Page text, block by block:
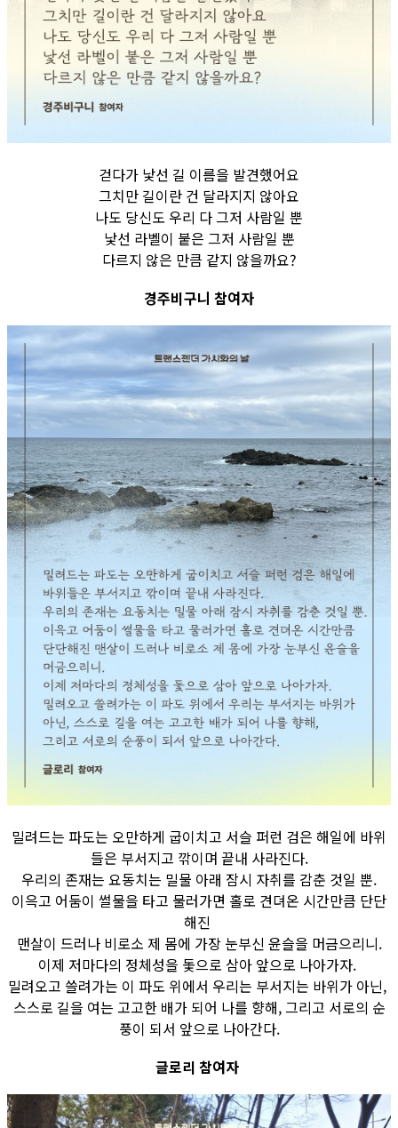
걷다가 낯선 길 이름을 발견했어요
그치만 길이란 건 달라지지 않아요
나도 당신도 우리 다 그저 사람일 뿐
낯선 라벨이 붙은 그저 사람일 뿐
다르지 않은 만큼 같지 않을까요?
경주비구니 참여자
밀려드는 파도는 오만하게 굽이치고 서슬 퍼런 검은 해일에 바위
들은 부서지고 깎이며 끝내 사라진다.
우리의 존재는 요동치는 밀물 아래 잠시 자취를 감춘 것일 뿐.
이윽고 어둠이 썰물을 타고 물러가면 홀로 견뎌온 시간만큼 단단
해진
맨살이 드러나 비로소 제 몸에 가장 눈부신 윤슬을 머금으리니.
이제 저마다의 정체성을 돛으로 삼아 앞으로 나아가자.
밀려오고 쓸려가는 이 파도 위에서 우리는 부서지는 바위가 아닌,
스스로 길을 여는 고고한 배가 되어 나를 향해, 그리고 서로의 순
풍이 되서 앞으로 나아간다.
글로리 참여자